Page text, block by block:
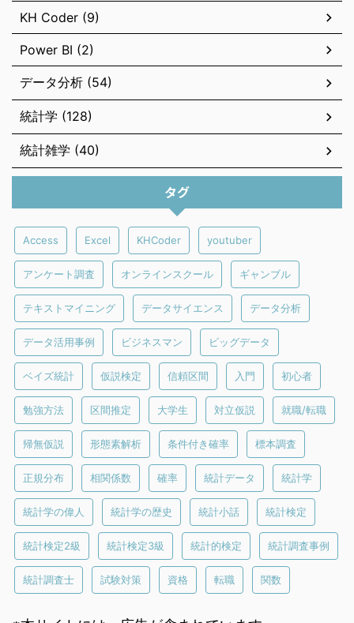
KH Coder (9)
Power BI (2)
データ分析 (54)
統計学 (128)
統計雑学 (40)
タグ
Access Excel KHCoder youtuber
アンケート調査 オンラインスクール ギャンブル
テキストマイニング データサイエンス データ分析
データ活用事例 ビジネスマン ビッグデータ
ベイズ統計 仮説検定 信頼区間 入門 初心者
勉強方法 区間推定 大学生 対立仮説 就職/転職
帰無仮説 形態素解析 条件付き確率 標本調査
正規分布 相関係数 確率 統計データ 統計学
統計学の偉人 統計学の歴史 統計小話 統計検定
統計検定2級 統計検定3級 統計的検定 統計調査事例
統計調査士 試験対策 資格 転職 関数